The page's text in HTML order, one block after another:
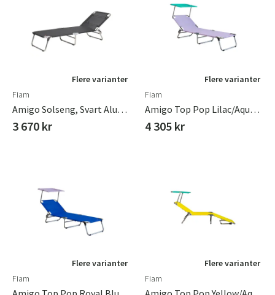
Flere varianter
Fiam
Amigo Solseng, Svart Aluminium/tekstilene
3 670 kr
Flere varianter
Fiam
Amigo Top Pop Lilac/aqua Green
4 305 kr
Flere varianter
Fiam
Flere varianter
Fiam